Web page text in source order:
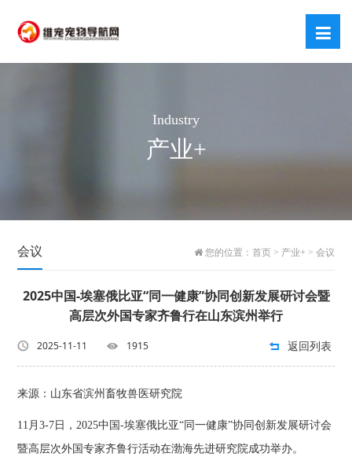
Industry
产业+
会议 您的位置： 首页> 产业+ > 会议
2025中国-埃塞俄比亚“同一健康”协同创新发展研讨会暨
高层次外国专家齐鲁行在山东滨州举行
2025-11-11 1915 返回列表
来源： 山东省滨州畜牧兽医研究院
11月3-7日，2025中国-埃塞俄比亚“同一健康”协同创新发展研讨会
暨高层次外国专家齐鲁行活动在渤海先进研究院成功举办。